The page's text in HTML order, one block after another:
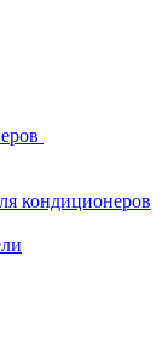
кондиционеров